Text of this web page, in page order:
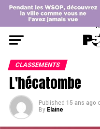
CLASSEMENTS
L'hécatombe
Published 15 ans ago
By Elaine